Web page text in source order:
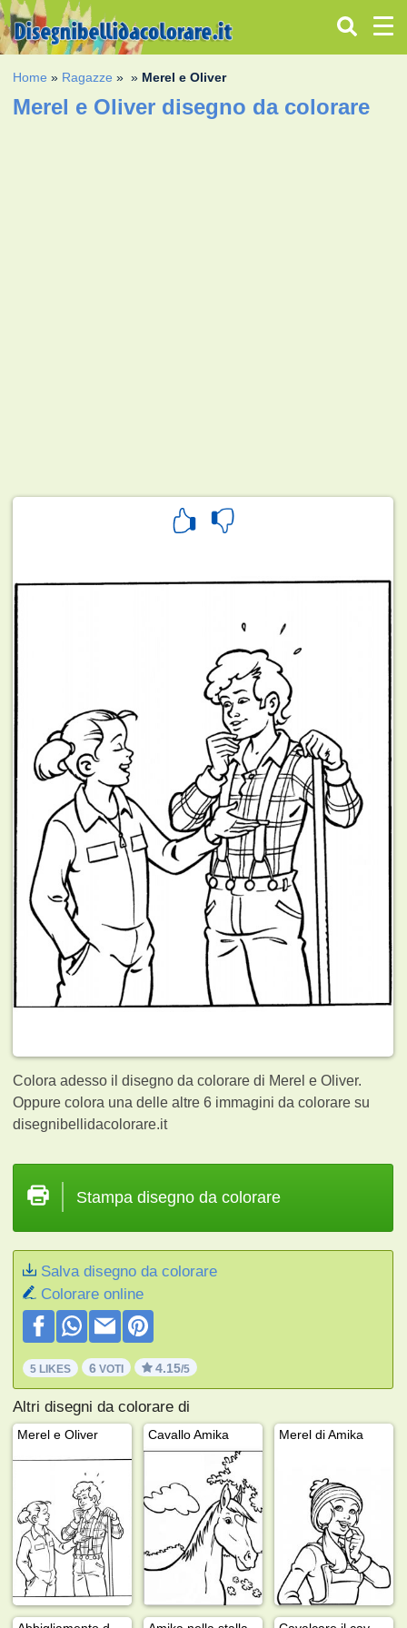
Home » Ragazze » » Merel e Oliver
Merel e Oliver disegno da colorare
Colora adesso il disegno da colorare di Merel e Oliver.
Oppure colora una delle altre 6 immagini da colorare su
disegnibellidacolorare.it
Stampa disegno da colorare
Salva disegno da colorare
Colorare online
5 LIKES 6 VOTI 4.15/5
Altri disegni da colorare di
Merel e Oliver Cavallo Amika Merel di Amika